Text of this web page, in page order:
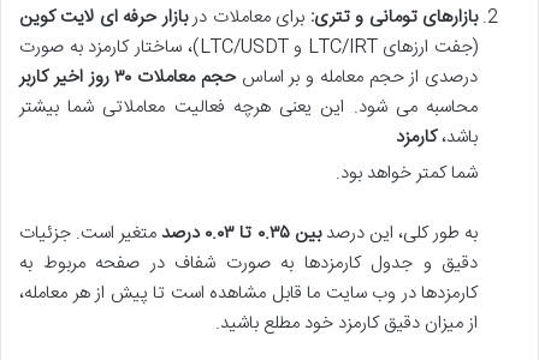
بازارهای تومانی و تتری: برای معاملات دربازار حرفه ای لایت کوین
(جفت ارزهای LTC/IRT و LTC/USDT)، ساختار کارمزد به صورت
درصدی از حجم معامله و بر اساسحجم معاملات ۳۰ روز اخیر کاربر
محاسبه می شود. این یعنی هرچه فعالیت معاملاتی شما بیشتر
باشد،کارمزد
شما کمتر خواهد بود.
به طور کلی، این درصدبین ۰.۳۵ تا ۰.۰۳ درصد
متغیر است. جزئیات
دقیق و جدول کارمزدها به صورت شفاف در صفحه مربوط به
کارمزدها در وب سایت ما قابل مشاهده است تا پیش از هر معامله،
از میزان دقیق کارمزد خود مطلع باشید.